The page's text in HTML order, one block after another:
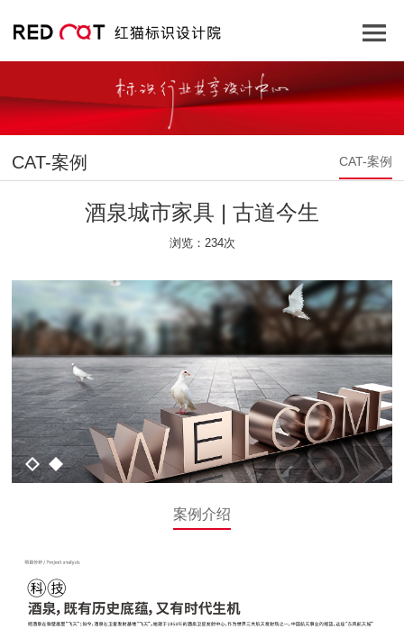
CAT-案例 CAT-案例
酒泉城市家具 | 古道今生
浏览：234次
案例介绍